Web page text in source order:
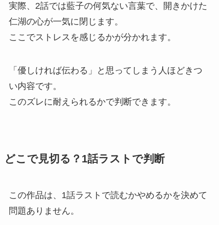
実際、2話では藍子の何気ない言葉で、開きかけた
仁湖の心が一気に閉じます。
ここでストレスを感じるかが分かれます。
「優しければ伝わる」と思ってしまう人ほどきつ
い内容です。
このズレに耐えられるかで判断できます。
どこで見切る？1話ラストで判断
この作品は、1話ラストで読むかやめるかを決めて
問題ありません。